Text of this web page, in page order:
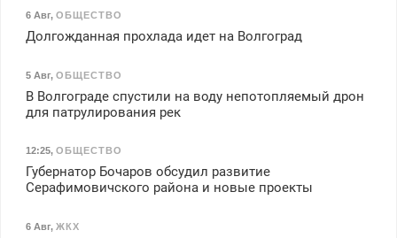
6 Авг, ОБЩЕСТВО
Долгожданная прохлада идет на Волгоград
5 Авг, ОБЩЕСТВО
В Волгограде спустили на воду непотопляемый дрон
для патрулирования рек
12:25, ОБЩЕСТВО
Губернатор Бочаров обсудил развитие
Серафимовичского района и новые проекты
6 Авг, ЖКХ